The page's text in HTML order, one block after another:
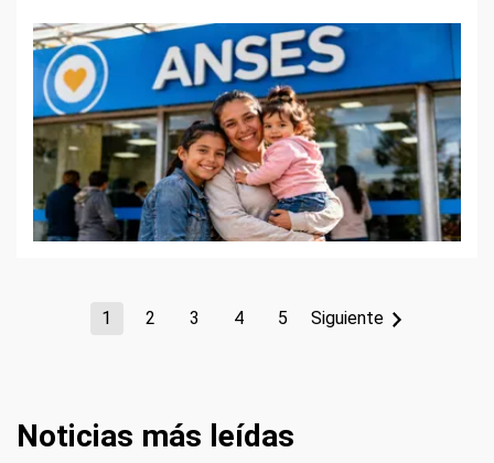
1 2 3 4 5 Siguiente
Noticias más leídas